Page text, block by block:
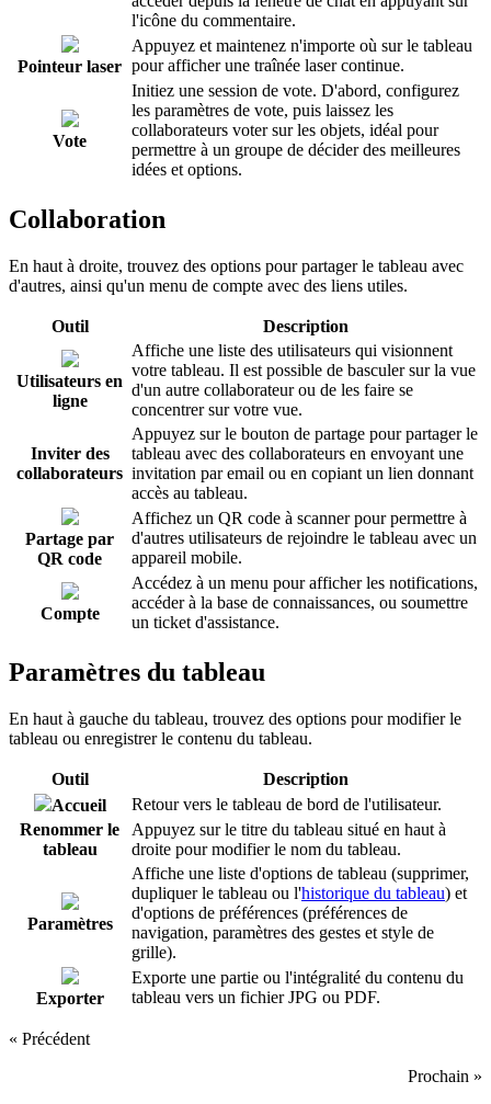
l'icône du commentaire.
Pointeur laser
Appuyez et maintenez n'importe où sur le tableau
pour afficher une traînée laser continue.
Vote
Initiez une session de vote. D'abord, configurez
les paramètres de vote, puis laissez les
collaborateurs voter sur les objets, idéal pour
permettre à un groupe de décider des meilleures
idées et options.
Collaboration
En haut à droite, trouvez des options pour partager le tableau avec
d'autres, ainsi qu'un menu de compte avec des liens utiles.
Outil Description
Utilisateurs en
ligne
Affiche une liste des utilisateurs qui visionnent
votre tableau. Il est possible de basculer sur la vue
d'un autre collaborateur ou de les faire se
concentrer sur votre vue.
Inviter des
collaborateurs
Appuyez sur le bouton de partage pour partager le
tableau avec des collaborateurs en envoyant une
invitation par email ou en copiant un lien donnant
accès au tableau.
Partage par
QR code
Affichez un QR code à scanner pour permettre à
d'autres utilisateurs de rejoindre le tableau avec un
appareil mobile.
Compte
Accédez à un menu pour afficher les notifications,
accéder à la base de connaissances, ou soumettre
un ticket d'assistance.
Paramètres du tableau
En haut à gauche du tableau, trouvez des options pour modifier le
tableau ou enregistrer le contenu du tableau.
Outil
Description
Accueil
Retour vers le tableau de bord de l'utilisateur.
Renommer le
tableau
Appuyez sur le titre du tableau situé en haut à
droite pour modifier le nom du tableau.
Paramètres
Affiche une liste d'options de tableau (supprimer,
dupliquer le tableau ou l'historique du tableau) et
d'options de préférences (préférences de
navigation, paramètres des gestes et style de
grille).
Exporter
Exporte une partie ou l'intégralité du contenu du
tableau vers un fichier JPG ou PDF.
« Précédent
Prochain »